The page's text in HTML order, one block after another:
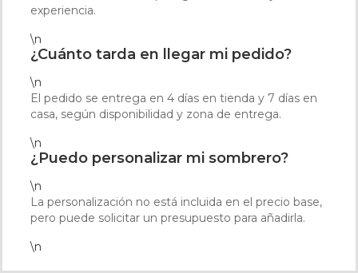
experiencia.
\n
¿Cuánto tarda en llegar mi pedido?
\n
El pedido se entrega en 4 días en tienda y 7 días en
casa, según disponibilidad y zona de entrega.
\n
¿Puedo personalizar mi sombrero?
\n
La personalización no está incluida en el precio base,
pero puede solicitar un presupuesto para añadirla.
\n